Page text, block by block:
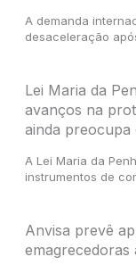
A demanda
desaceleração
Lei Maria da
avanços na
ainda preocupa
A Lei Maria da
instrumentos de
Anvisa prevê
emagrecedoras